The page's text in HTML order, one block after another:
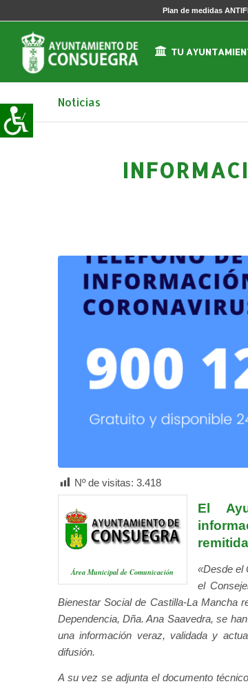
Plan de medidas
TU
Noticias
Nº de visitas: 3.418
Área Municipal de Comunicación
El
«Desde el
el
Bienestar Social de Castilla-La Mancha
Dependencia, Dña. Ana Saavedra, se
una información veraz, validada y
difusión.
A su vez se adjunta el documento